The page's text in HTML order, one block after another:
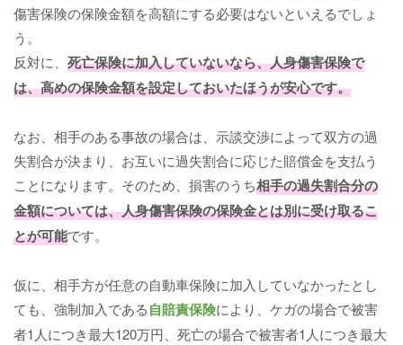
傷害保険の保険金額を高額にする必要はないといえるでしょ
う。
反対に、 死亡保険に加入していないなら、人身傷害保険で
は、高めの保険金額を設定しておいたほうが安心です。
なお、相手のある事故の場合は、示談交渉によって双方の過
失割合が決まり、お互いに過失割合に応じた賠償金を支払う
ことになります。そのため、損害のうち相手の過失割合分の
金額については、人身傷害保険の保険金とは別に受け取るこ
とが可能です。
仮に、相手方が任意の自動車保険に加入していなかったとし
ても、強制加入である自賠責保険により、ケガの場合で被害
者1人につき最大120万円、死亡の場合で被害者1人につき最大